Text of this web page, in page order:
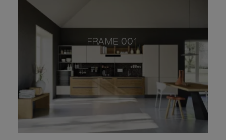
FRAME 001